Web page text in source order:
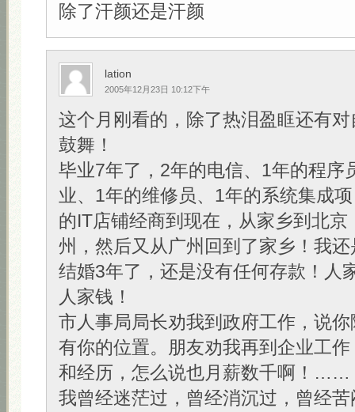
除了汗颜还是汗颜
lation
2005年12月23日 10:12下午
这个月刚看的，除了热泪盈眶还有
鼓舞！
毕业7年了，2年的电信、1年的程序
业、1年的维修员、1年的系统集成
的IT店铺经商到现在，从家乡到北京
州，然后又从广州回到了家乡！我
结婚3年了，还是没有任何存款！人
人家钱！
市人事局局长劝我到政府工作，说
有你的位置。朋友劝我再到企业工
和经历，怎么说也月薪数千啊！……
我曾经迷茫过，曾经消沉过，曾经